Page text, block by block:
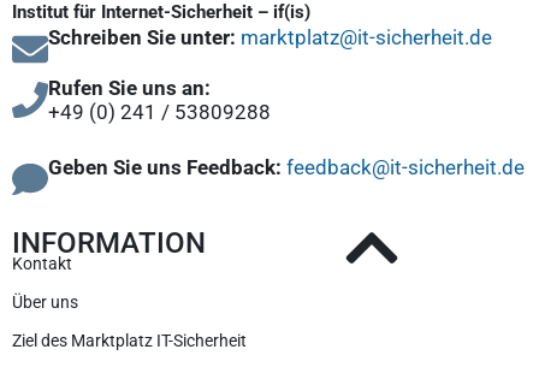
Institut für Internet-Sicherheit – if(is)
Schreiben Sie unter: marktplatz@it-sicherheit.de
Rufen Sie uns an:
+49 (0) 241 / 53809288
Geben Sie uns Feedback: feedback@it-sicherheit.de
INFORMATION
Kontakt
Über uns
Ziel des Marktplatz IT-Sicherheit